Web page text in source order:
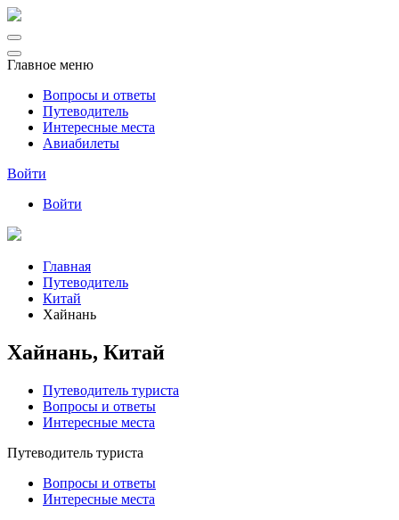
Главное меню
Вопросы и ответы
Путеводитель
Интересные места
Авиабилеты
Войти
Войти
Главная
Путеводитель
Китай
Хайнань
Хайнань, Китай
Путеводитель туриста
Вопросы и ответы
Интересные места
Путеводитель туриста
Вопросы и ответы
Интересные места